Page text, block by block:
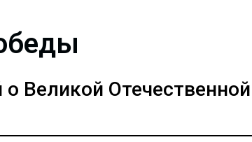
Великой Отечественной